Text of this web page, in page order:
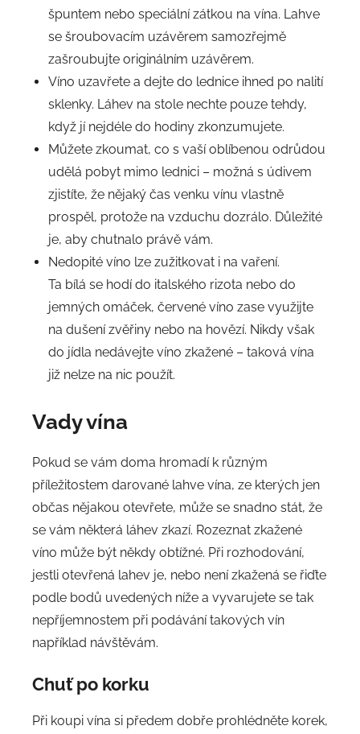
špuntem nebo speciální zátkou na vína. Lahve
se šroubovacím uzávěrem samozřejmě
zašroubujte originálním uzávěrem.
Víno uzavřete a dejte do lednice ihned po nalití
sklenky. Láhev na stole nechte pouze tehdy,
když jí nejdéle do hodiny zkonzumujete.
Můžete zkoumat, co s vaší oblíbenou odrůdou
udělá pobyt mimo lednici – možná s údivem
zjistíte, že nějaký čas venku vínu vlastně
prospěl, protože na vzduchu dozrálo. Důležité
je, aby chutnalo právě vám.
Nedopité víno lze zužitkovat i na vaření.
Ta bílá se hodí do italského rizota nebo do
jemných omáček, červené víno zase využijte
na dušení zvěřiny nebo na hovězí. Nikdy však
do jídla nedávejte víno zkažené – taková vína
již nelze na nic použít.
Vady vína
Pokud se vám doma hromadí k různým
příležitostem darované lahve vína, ze kterých jen
občas nějakou otevřete, může se snadno stát, že
se vám některá láhev zkazí. Rozeznat zkažené
víno může být někdy obtížné. Při rozhodování,
jestli otevřená lahev je, nebo není zkažená se řiďte
podle bodů uvedených níže a vyvarujete se tak
nepříjemnostem při podávání takových vín
například návštěvám.
Chuť po korku
Při koupi vína si předem dobře prohlédněte korek,